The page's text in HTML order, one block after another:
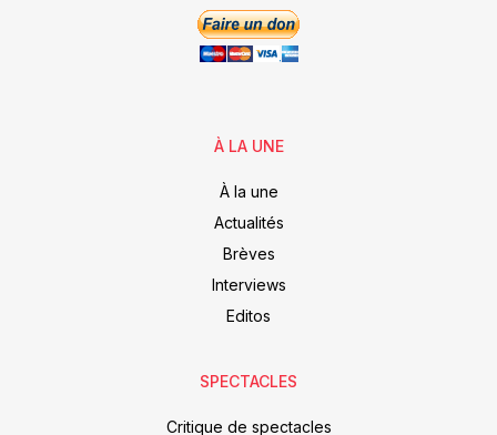
À LA UNE
À la une
Actualités
Brèves
Interviews
Editos
SPECTACLES
Critique de spectacles